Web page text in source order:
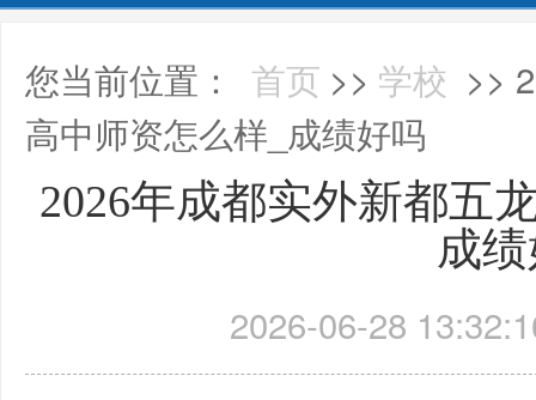
您当前位置： 首页 >> 学校 >>
高中师资怎么样_成绩好吗
2026年成都实外新都五
成
2026-06-28